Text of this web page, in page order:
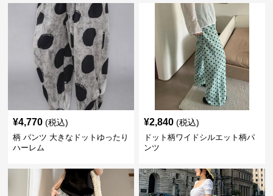
¥4,770 (税込)
柄 パンツ 大きなドットゆったり
ハーレム
¥2,840 (税込)
ドット柄ワイドシルエット柄パ
ンツ